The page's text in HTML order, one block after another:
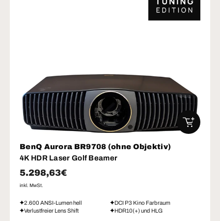
BenQ Aurora BR9708 (ohne Objektiv)
4K HDR Laser Golf Beamer
Normaler Preis
5.298,63€
inkl. MwSt.
2.600 ANSI-Lumen hell
DCI P3 Kino Farbraum
Verlustfreier Lens Shift
HDR10(+) und HLG
IN DEN